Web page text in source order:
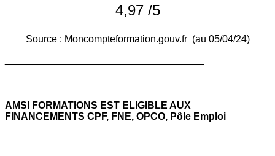
4,97 /5
Source : Moncompteformation.gouv.fr (au 05/04/24)
AMSI FORMATIONS EST ELIGIBLE AUX
FINANCEMENTS CPF, FNE, OPCO, Pôle Emploi